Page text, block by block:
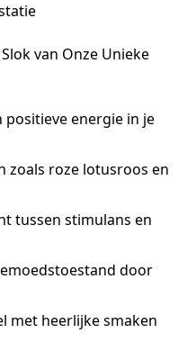
van Onze Unieke
energie in je
zoals roze lotusroos en
tussen stimulans en
door
met heerlijke smaken